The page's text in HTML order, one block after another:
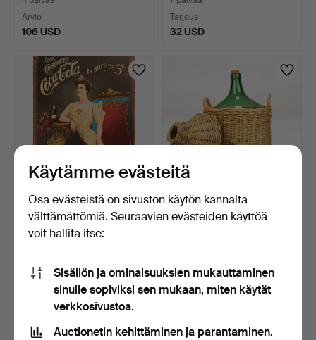
Arvio
106 USD
Tarjous
32 USD
COCA-COLA. Mainosjuliste,
vuoden 1904 alku…
7 päivää
106 USD
PUNOSKORIVINONKIPUL
LO, vihreä, lasia, 1900…
74 USD
Käytämme evästeitä
Osa evästeistä on sivuston käytön kannalta
välttämättömiä. Seuraavien evästeiden käyttöä
voit hallita itse:
Sisällön ja ominaisuuksien mukauttaminen
sinulle sopiviksi sen mukaan, miten käytät
verkkosivustoa.
Auctionetin kehittäminen ja parantaminen.